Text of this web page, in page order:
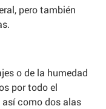
pero también
o de la humedad
por todo el
como dos alas